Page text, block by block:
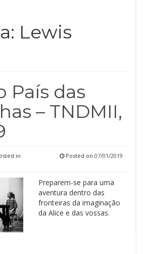
Lewis
País das
– TNDMII,
in Posted on 07/01/2019
Preparem-se para uma
aventura dentro das
fronteiras da imaginação
da Alice e das vossas.